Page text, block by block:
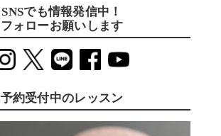
SNSでも情報発信中！
フォローお願いします
予約受付中のレッスン